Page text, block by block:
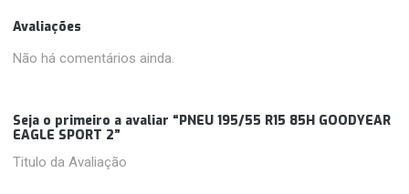
Avaliações
Não há comentários ainda.
Seja o primeiro a avaliar “PNEU 195/55 R15 85H GOODYEAR
EAGLE SPORT 2”
Titulo da Avaliação